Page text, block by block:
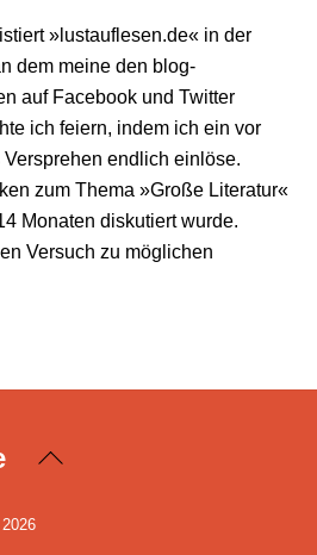
»lustauflesen.de« in der
dem meine den blog-
auf Facebook und Twitter
ich feiern, indem ich ein vor
endlich einlöse.
zum Thema »Große Literatur«
Monaten diskutiert wurde.
Versuch zu möglichen
Back